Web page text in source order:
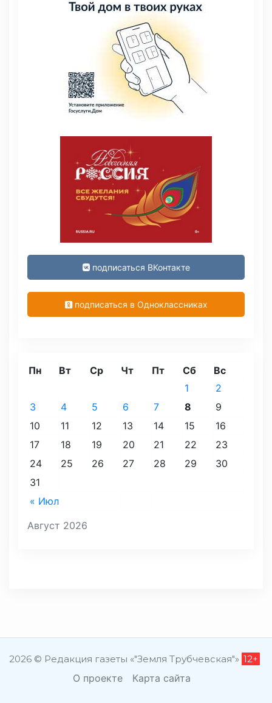
подписаться ВКонтакте
подписаться в Одноклассниках
Август 2026
Пн Вт Ср Чт Пт Сб Вс
« Июл
1
2
3
4 5 6 7 8
9
10
11 12 13 14 15
16
17
18 19 20 21 22
23
24
25 26 27 28 29
30
31
2026 © Редакция газеты «"Земля Трубчевская"» 12+
О проекте Карта сайта